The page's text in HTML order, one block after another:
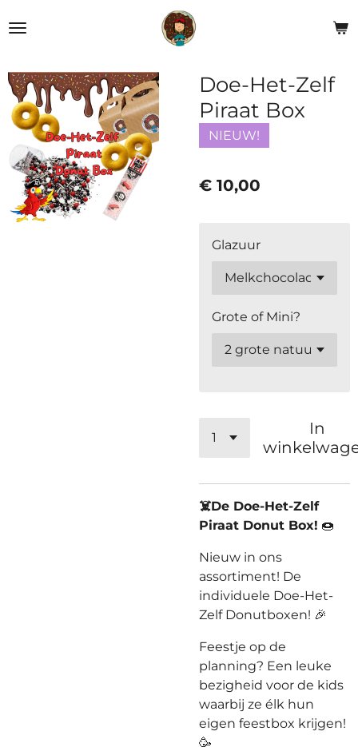
direct
de
hoofdinhoud
Doe-Het-Zelf
Piraat Box
NIEUW!
€ 10,00
Glazuur
Grote of Mini?
In
☠️De Doe-Het-Zelf
Piraat Donut Box! 🍩
Nieuw in ons
assortiment! De
individuele Doe-Het-
Zelf Donutboxen! 🎉
Feestje op de
planning? Een leuke
bezigheid voor de kids
waarbij ze élk hun
eigen feestbox krijgen!
🥳